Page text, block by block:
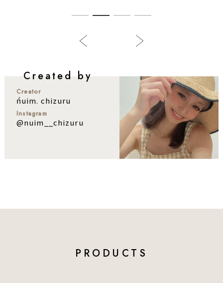
Created by
Creator
ńuim. chizuru
Instagram
@nuim__chizuru
PRODUCTS